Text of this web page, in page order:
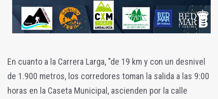
En cuanto a la Carrera Larga, "de 19 km y con un desnivel
de 1.900 metros, los corredores toman la salida a las 9:00
horas en la Caseta Municipal, ascienden por la calle